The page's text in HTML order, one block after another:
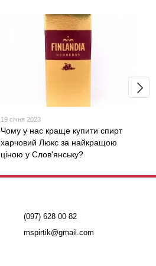
19 січня 2023
Чому у нас краще купити спирт
харчовий Люкс за найкращою
ціною у Слов'янську?
(097) 628 00 82
mspirtik@gmail.com